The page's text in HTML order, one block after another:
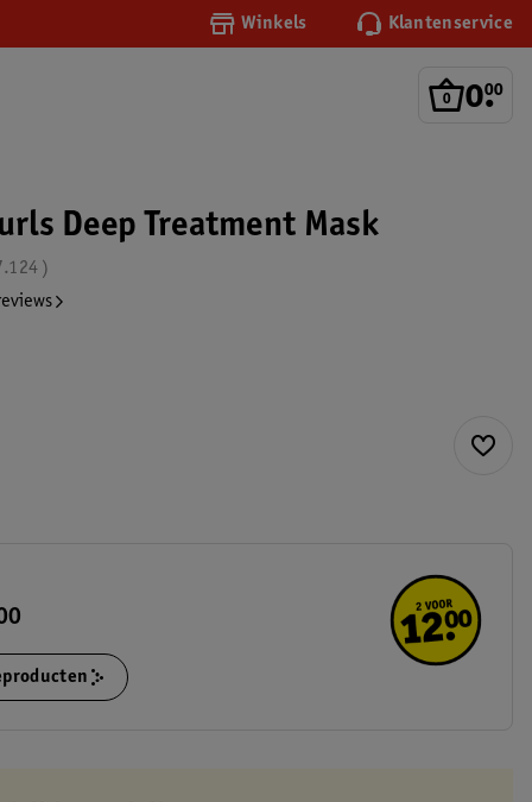
Winkels Klantenservice
0.
00
Deep Treatment Mask